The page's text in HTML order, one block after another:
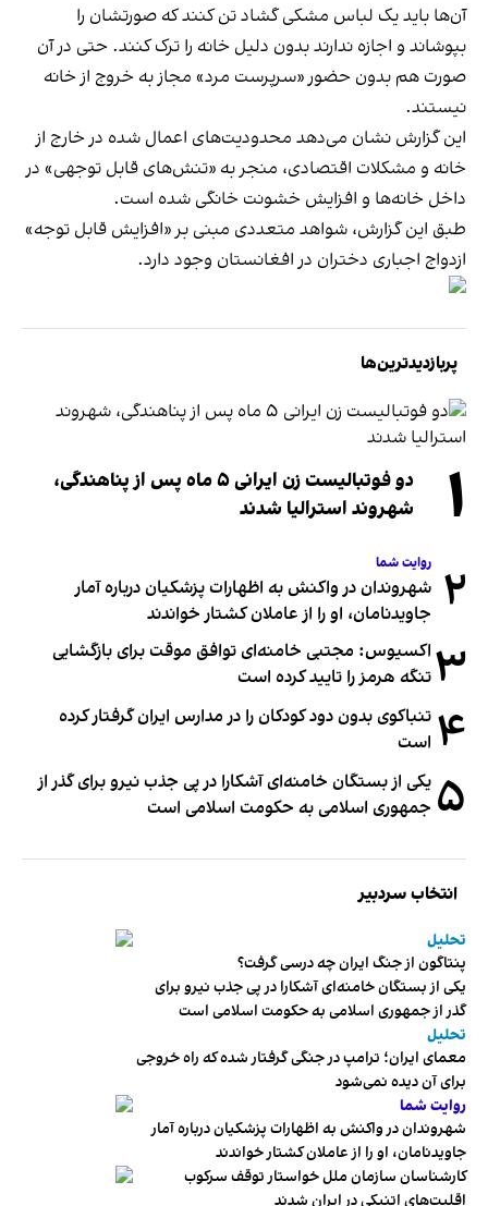
آن‌ها باید یک لباس مشکی گشاد تن کنند که صورتشان را
بپوشاند و اجازه ندارند بدون دلیل خانه را ترک کنند. حتی در آن
صورت هم بدون حضور «سرپرست مرد» مجاز به خروج از خانه
نیستند.
این گزارش نشان می‌دهد محدودیت‌های اعمال شده در خارج از
خانه و مشکلات اقتصادی، منجر به «تنش‌های قابل توجهی» در
داخل خانه‌ها و افزایش خشونت خانگی شده است.
طبق این گزارش، شواهد متعددی مبنی بر «افزایش قابل توجه»
ازدواج اجباری دختران در افغانستان وجود دارد.
پربازدیدترین‌ها
۱
دو فوتبالیست زن ایرانی ۵ ماه پس از پناهندگی،
شهروند استرالیا شدند
۲ روایت شما
شهروندان در واکنش به اظهارات پزشکیان درباره آمار
جاویدنامان، او را از عاملان کشتار خواندند
۳ اکسیوس: مجتبی خامنه‌ای توافق موقت برای بازگشایی
تنگه هرمز را تایید کرده است
۴ تنباکوی بدون دود کودکان را در مدارس ایران گرفتار کرده
است
۵ یکی از بستگان خامنه‌ای آشکارا در پی جذب نیرو برای گذر از
جمهوری اسلامی به حکومت اسلامی است
انتخاب سردبیر
تحلیل
پنتاگون از جنگ ایران چه درسی گرفت؟
یکی از بستگان خامنه‌ای آشکارا در پی جذب نیرو برای
گذر از جمهوری اسلامی به حکومت اسلامی است
تحلیل
معمای ایران؛ ترامپ در جنگی گرفتار شده که راه خروجی
برای آن دیده نمی‌شود
روایت شما
شهروندان در واکنش به اظهارات پزشکیان درباره آمار
جاویدنامان، او را از عاملان کشتار خواندند
کارشناسان سازمان ملل خواستار توقف سرکوب
اقلیت‌های اتنیکی در ایران شدند